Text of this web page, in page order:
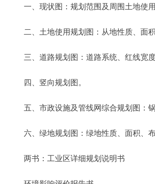
一、现状图：规划范围及周围土地使用
二、土地使用规划图：从地性质、面积
三、道路规划图：道路系统、红线宽度
四、竖向规划图。
五、市政设施及管线网综合规划图：锅
六、绿地规划图：绿地性质、面积、布
两书：工业区详细规划说明书